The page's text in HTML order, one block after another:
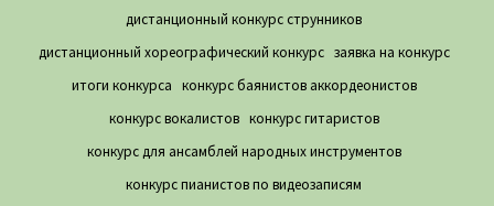
дистанционный конкурс струнников
дистанционный хореографический конкурс заявка на конкурс
итоги конкурса конкурс баянистов аккордеонистов
конкурс вокалистов конкурс гитаристов
конкурс для ансамблей народных инструментов
конкурс пианистов по видеозаписям